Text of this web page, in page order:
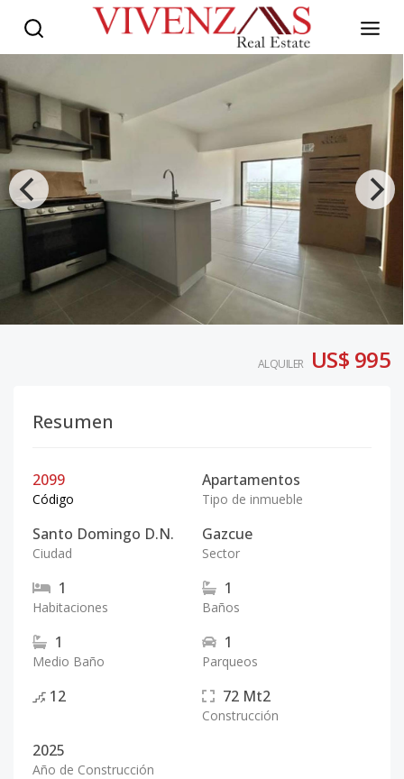
ALQUILER US$ 995
Resumen
2099
Código
Apartamentos
Tipo de inmueble
Santo Domingo D.N.
Ciudad
Gazcue
Sector
1
Habitaciones
1
Baños
1
Medio Baño
1
Parqueos
12 72 Mt2
Construcción
2025
Año de Construcción